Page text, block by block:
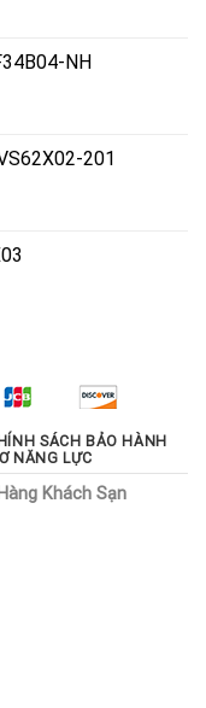
NH
₫.
201
₫.
₫.
SÁCH BẢO HÀNH
NĂNG LỰC
Khách Sạn